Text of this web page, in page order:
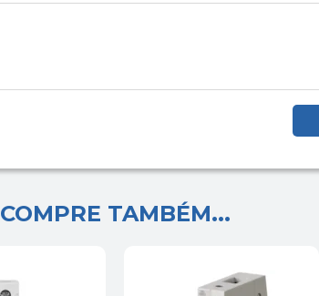
COMPRE TAMBÉM...